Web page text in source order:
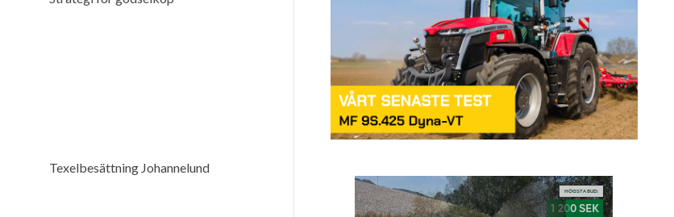
Texelbesättning Johannelund